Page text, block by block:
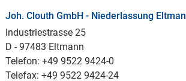
Joh. Clouth GmbH - Niederlassung
Industriestrasse 25
D - 97483 Eltmann
Telefon: +49 9522 9424-0
Telefax: +49 9522 9424-24